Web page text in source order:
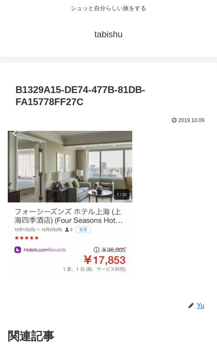
シュッと自分らしい旅をする
tabishu
B1329A15-DE74-477B-81DB-
FA15778FF27C
2019.10.09
Yu
関連記事